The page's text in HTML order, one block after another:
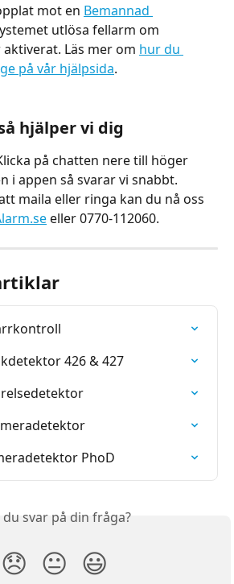
mot en Bemannad
utlösa fellarm om
Läs mer om hur du
på vår hjälpsida.
hjälper vi dig
på chatten nere till höger
i appen så svarar vi snabbt.
maila eller ringa kan du nå oss
eller 0770-112060.
426 & 427
PhoD
du svar på din fråga?
😞 😐 😃